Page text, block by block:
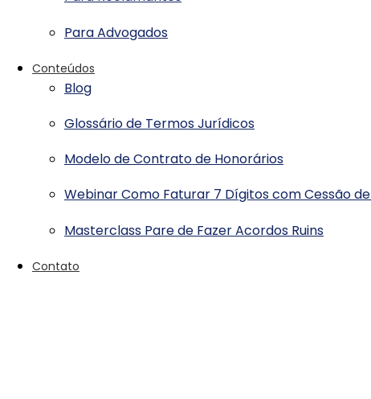
Para Advogados
Conteúdos
Blog
Glossário de Termos Jurídicos
Modelo de Contrato de Honorários
Webinar Como Faturar 7 Dígitos com Cessão
Masterclass Pare de Fazer Acordos Ruins
Contato